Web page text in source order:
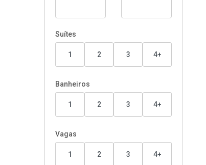
Suítes
1 2 3 4+
Banheiros
1 2 3 4+
Vagas
1 2 3 4+